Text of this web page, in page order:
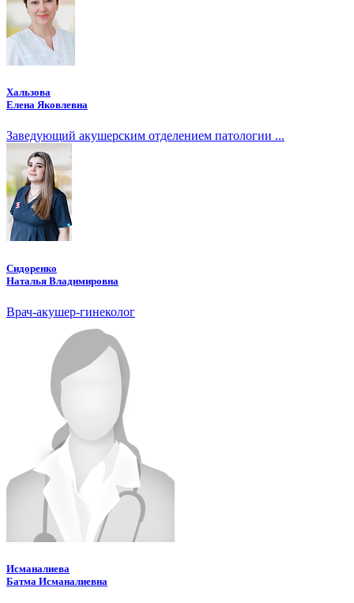
Хальзова
Елена Яковлевна
Заведующий акушерским отделением патологии ...
Сидоренко
Наталья Владимировна
Врач-акушер-гинеколог
Исманалиева
Батма Исманалиевна